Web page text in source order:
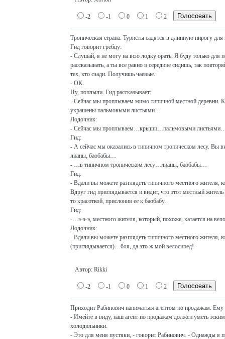
-2 -1 0 1 2
Тропическая страна. Туристы садятся в длинную пирогу для
Гид говорит гребцу:
- Слушай, я не могу на всю лодку орать. Я буду только для
рассказывать, а ты все равно в середине сидишь, так
тех, кто сзади. Получишь чаевые.
- ОК.
Ну, поплыли. Гид рассказывает:
- Сейчас мы проплываем мимо типичной местной деревни.
украшены пальмовыми листьями…
Лодочник:
- Сейчас мы проплываем…крыши…пальмовыми
Гид:
- А сейчас мы оказались в типичном тропическом лесу. Вы
лианы, баобабы…
- …в типичном тропическом лесу…лианы, баобабы…
Гид:
- Вдали вы можете разглядеть типичного местного жителя,
Вдруг гид приглядывается и видит, что этот местный житель
то красоткой, прислонив ее к баобабу.
Гид:
-…э-э-э, местного жителя, который, похоже, катается на
Лодочник:
- Вдали вы можете разглядеть типичного местного жителя,
(приглядывается)…бля, да это ж мой велосипед!
Автор: Rikki
-2 -1 0 1 2
Приходит Рабинович наниматься агентом по продажам. Ему
- Имейте в виду, наш агент по продажам должен уметь
холодильники.
- Это для меня пустяки, - говорит Рабинович. - Однажды я